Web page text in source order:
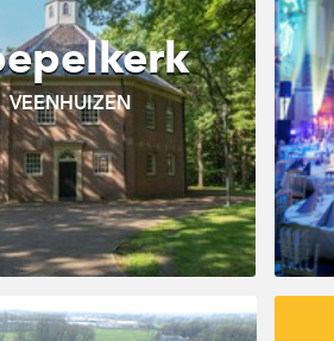
VEENHUIZEN